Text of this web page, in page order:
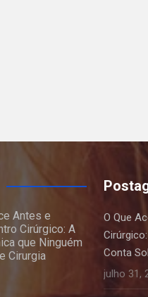
Antes e
Cirúrgico: A
que Ninguém
Cirurgia
O Que
Conta
julho 31,